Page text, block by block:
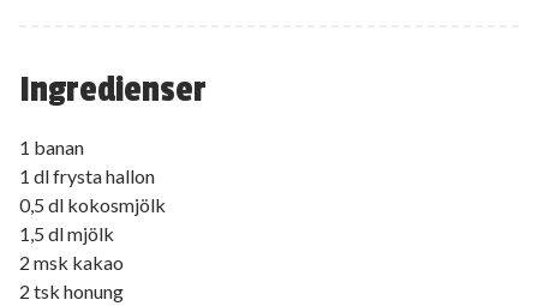
Ingredienser
1 banan
1 dl frysta hallon
0,5 dl kokosmjölk
1,5 dl mjölk
2 msk kakao
2 tsk honung